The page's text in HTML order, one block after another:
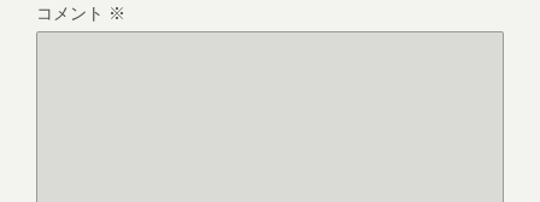
コメント ※